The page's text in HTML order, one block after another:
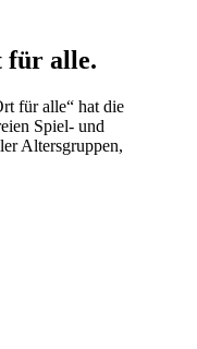
für alle.
für alle“ hat die
Spiel- und
Altersgruppen,